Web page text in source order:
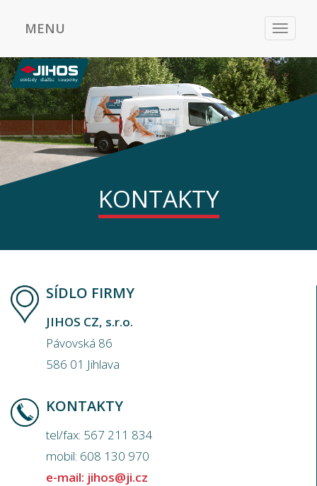
Toggle
MENU
KONTAKTY
SÍDLO FIRMY
JIHOS CZ, s.r.o.
Pávovská 86
586 01 Jihlava
KONTAKTY
tel/fax: 567 211 834
mobil: 608 130 970
e-mail: jihos@ji.cz